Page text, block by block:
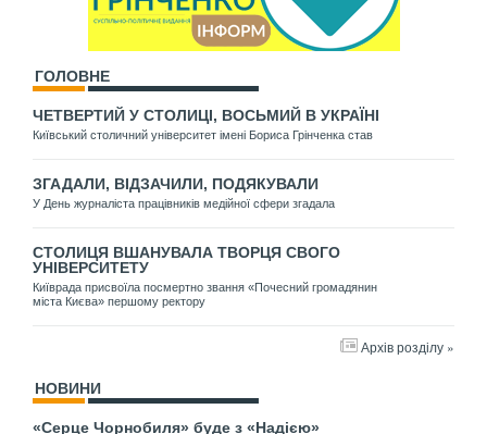
ГОЛОВНЕ
ЧЕТВЕРТИЙ У СТОЛИЦІ, ВОСЬМИЙ В УКРАЇНІ
Київський столичний університет імені Бориса Грінченка став
ЗГАДАЛИ, ВІДЗАЧИЛИ, ПОДЯКУВАЛИ
У День журналіста працівників медійної сфери згадала
СТОЛИЦЯ ВШАНУВАЛА ТВОРЦЯ СВОГО
УНІВЕРСИТЕТУ
Київрада присвоїла посмертно звання «Почесний громадянин
міста Києва» першому ректору
Архів розділу »
НОВИНИ
«Серце Чорнобиля» буде з «Надією»